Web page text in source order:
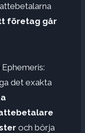
företag går
det exakta
och börja